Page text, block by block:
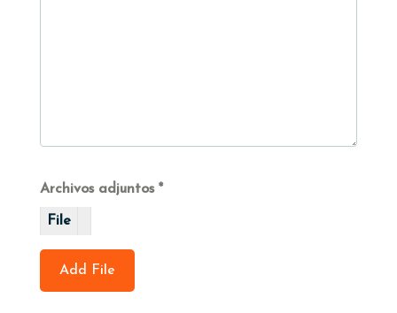
Archivos adjuntos
File
Add File